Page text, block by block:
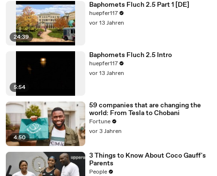
24:39
Baphomets Fluch 2.5 Part 1 [DE]
huepfer117
vor 13 Jahren
5:54
Baphomets Fluch 2.5 Intro
huepfer117
vor 13 Jahren
4:50
59 companies that are changing the
world: From Tesla to Chobani
Fortune
vor 3 Jahren
3 Things to Know About Coco Gauff's
Parents
People